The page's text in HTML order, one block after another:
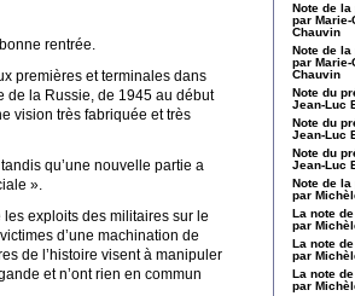
rentrée.
premières et terminales dans
de la Russie, de 1945 au début
vision très fabriquée et très
qu’une nouvelle partie a
».
les exploits des militaires sur le
d’une machination de
de l’histoire visent à manipuler
et n’ont rien en commun
Note de la
par Marie-
Chauvin
Note de la
par Marie-
Chauvin
Note du
Jean-Luc
Note du
Jean-Luc
Note du
Jean-Luc
Note de la
par
La note
par
La note
par
La note
par